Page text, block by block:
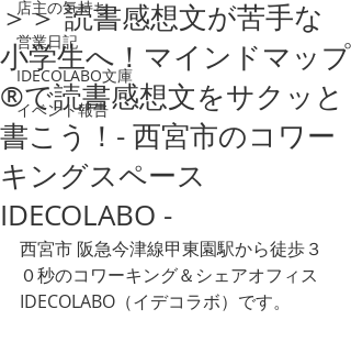
店主の気持ち
営業日記
IDECOLABO文庫
イベント報告
＞＞ 読書感想文が苦手な
小学生へ！マインドマップ
®︎で読書感想文をサクッと
書こう！- 西宮市のコワー
キングスペース
IDECOLABO -
西宮市 阪急今津線甲東園駅から徒歩３
０秒のコワーキング＆シェアオフィス
IDECOLABO（イデコラボ）です。